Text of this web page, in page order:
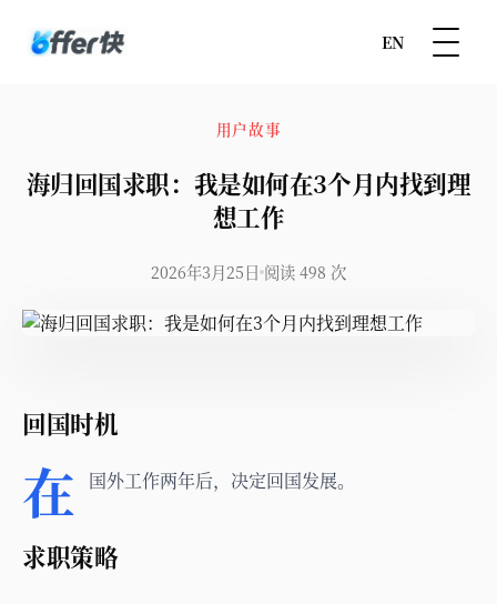
EN
用户故事
海归回国求职：我是如何在3个月内找到理
想工作
2026年3月25日 阅读 498 次
回国时机
在 国外工作两年后，决定回国发展。
求职策略